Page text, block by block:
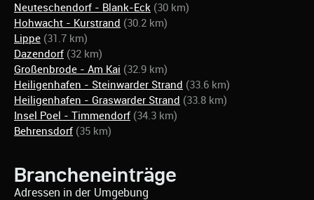
Neuteschendorf - Blank-Eck (30 km)
Hohwacht - Kurstrand (30.2 km)
Lippe (31.7 km)
Dazendorf (32 km)
Großenbrode - Am Kai (32.9 km)
Heiligenhafen - Steinwarder Strand (33.6 km)
Heiligenhafen - Graswarder Strand (33.8 km)
Insel Poel - Timmendorf (34.3 km)
Behrensdorf (35 km)
Brancheneinträge
Adressen in der Umgebung